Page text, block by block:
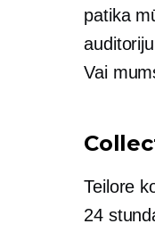
patika
Vai
Teilore
24